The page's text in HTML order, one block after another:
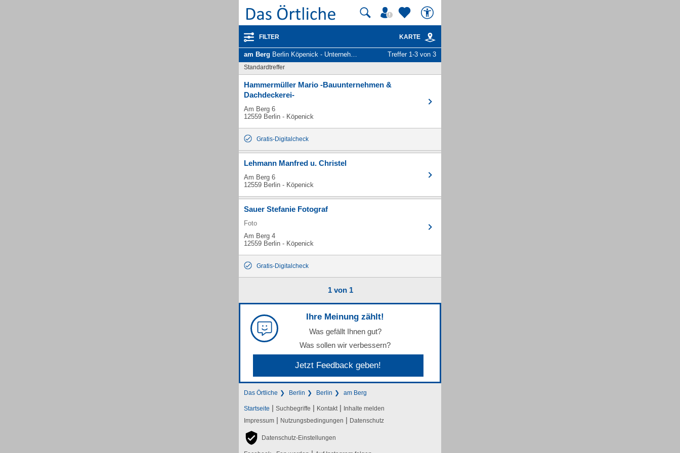
FILTER KARTE
am Berg Berlin Köpenick - Unternehmen und Personen Treffer 1-3 von 3
Standardtreffer
Hammermüller Mario -Bauunternehmen &
Dachdeckerei-
Am Berg 6
12559 Berlin - Köpenick
Gratis-Digitalcheck
Lehmann Manfred u. Christel
Am Berg 6
12559 Berlin - Köpenick
Sauer Stefanie Fotograf
Foto
Am Berg 4
12559 Berlin - Köpenick
Gratis-Digitalcheck
1 von 1
Ihre Meinung zählt!
Was gefällt Ihnen gut?
Was sollen wir verbessern?
Jetzt Feedback geben!
Das Örtliche Berlin Berlin am Berg
Startseite | Suchbegriffe | Kontakt | Inhalte melden
Impressum | Nutzungsbedingungen | Datenschutz
Datenschutz-Einstellungen